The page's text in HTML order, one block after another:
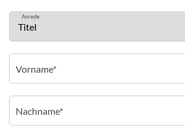
Anrede